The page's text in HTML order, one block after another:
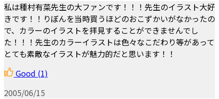
私は種村有菜先生の大ファンです！！！先生のイラスト大好
きです！！りぼんを当時買うほどのおこずかいがなかったの
で、カラーのイラストを拝見することができませんでし
た！！！先生のカラーイラストは色々なこだわり等があって
とても素敵なイラストが魅力的だと思います！！
Good (1)
2005/06/15